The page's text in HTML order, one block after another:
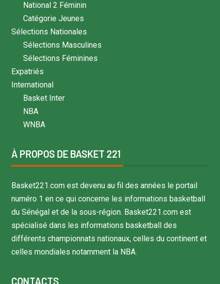
National 2 Féminin
Catégorie Jeunes
Sélections Nationales
Sélections Masculines
Sélections Féminines
Expatriés
International
Basket Inter
NBA
WNBA
À PROPOS DE BASKET 221
Basket221.com est devenu au fil des années le portail
numéro 1 en ce qui concerne les informations basketball
du Sénégal et de la sous-région. Basket221.com est
spécialisé dans les informations basketball des
différents championnats nationaux, celles du continent et
celles mondiales notamment la NBA.
CONTACTS